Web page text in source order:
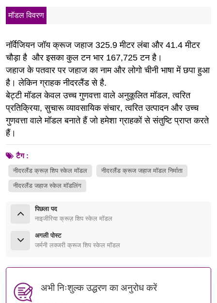
मॉडल विवरण
नॉर्वेजियन जॉय क्रूज जहाज 325.9 मीटर लंबा और 41.4 मीटर
चौड़ा है और इसका कुल टन भार 167,725 टन है।
जहाज के पतवार पर जहाज का नाम और लोगो चीनी भाषा में छपा हुआ
है। लेकिन ग्राहक नीदरलैंड से है.
बेट्टी मॉडल केवल उच्च गुणवत्ता वाले अनुकूलित मॉडल, त्वरित
प्रतिक्रिया, सुचारू व्यावसायिक संचार, त्वरित उत्पादन और उच्च
गुणवत्ता वाले मॉडल बनाते हैं जो हमेशा ग्राहकों से संतुष्टि प्राप्त करते
हैं।
टैग :
नीदरलैंड क्रूज़ शिप स्केल मॉडल नीदरलैंड क्रूज जहाज मॉडल निर्माता
नीदरलैंड जहाज स्केल मॉडलिंग
पिछला पद
नाइजीरिया क्रूज़ शिप स्केल मॉडल
अगली पोस्ट
जर्मनी लक्जरी क्रूज शिप स्केल मॉडल
अभी निःशुल्क उद्धरण का अनुरोध करें